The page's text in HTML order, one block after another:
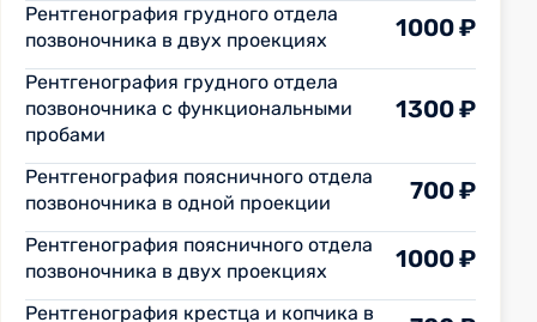
Рентгенография грудного отдела
позвоночника в двух проекциях
1000 ₽
Рентгенография грудного отдела
позвоночника с функциональными
пробами
1300 ₽
Рентгенография поясничного отдела
позвоночника в одной проекции
700 ₽
Рентгенография поясничного отдела
позвоночника в двух проекциях
1000 ₽
Рентгенография крестца и копчика в